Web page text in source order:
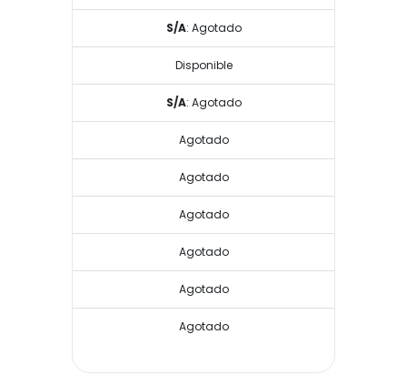
S/A: Agotado
Disponible
S/A: Agotado
Agotado
Agotado
Agotado
Agotado
Agotado
Agotado